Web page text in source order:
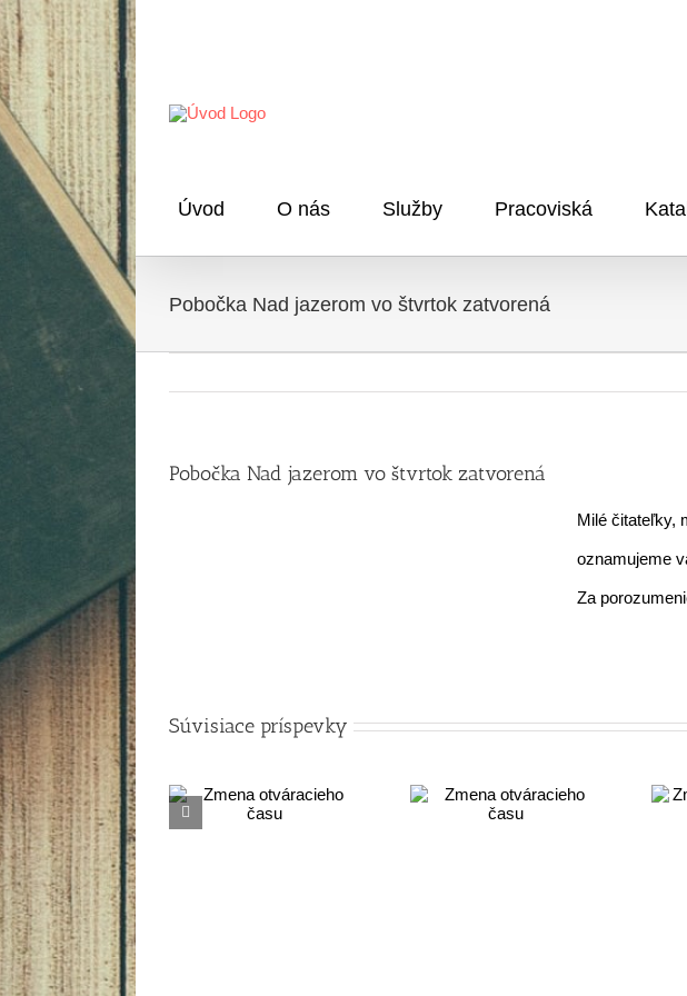
Skip
to
content
Úvod O nás Služby Pracoviská
Pobočka Nad jazerom vo štvrtok zatvorená
Pobočka Nad jazerom vo štvrtok zatvorená
Milé čitateľky,
oznamujeme
Za
Súvisiace príspevky
Zmena
otváracieho
času
Zmena
otváracieho
Zmena v
pobočke Nad